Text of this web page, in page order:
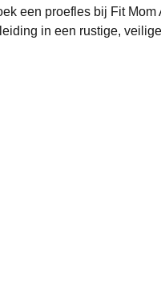
een proefles bij Fit Mom
in een rustige,